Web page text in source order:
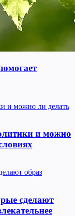
и можно
сделают